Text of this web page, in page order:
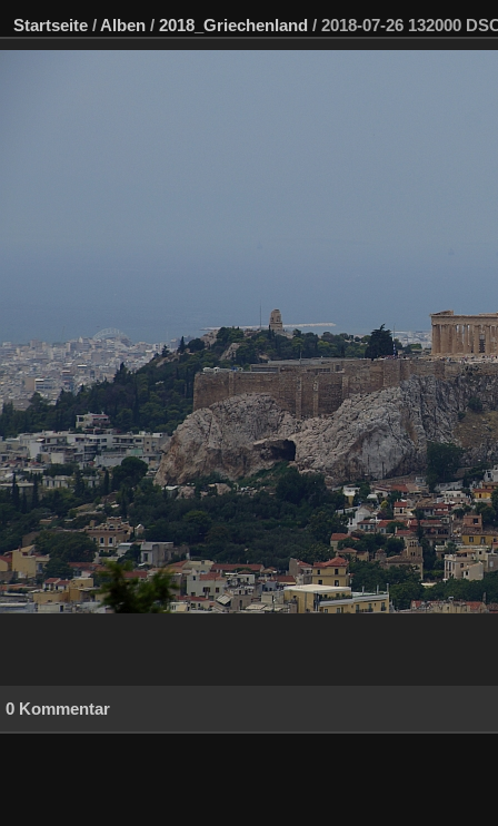
Startseite / Alben / 2018_Griechenland / 2018-07-26 132000
0 Kommentar